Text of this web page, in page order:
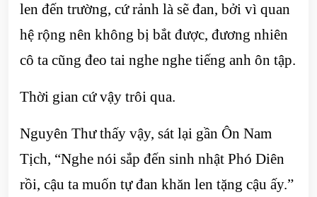
len đến trường, cứ rảnh là sẽ đan, bởi vì quan
hệ rộng nên không bị bắt được, đương nhiên
cô ta cũng đeo tai nghe nghe tiếng anh ôn tập.
Thời gian cứ vậy trôi qua.
Nguyên Thư thấy vậy, sát lại gần Ôn Nam
Tịch, “Nghe nói sắp đến sinh nhật Phó Diên
rồi, cậu ta muốn tự đan khăn len tặng cậu ấy.”